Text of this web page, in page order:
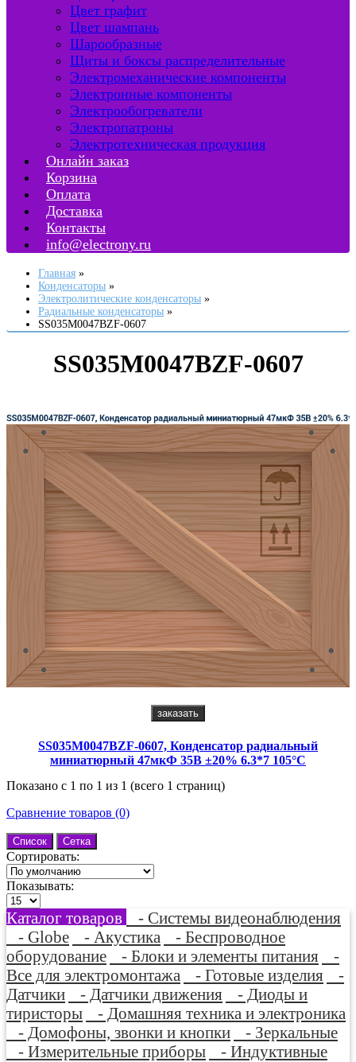
Цвет графит
Цвет шампань
Шарообразные
Щиты и боксы распределительные
Электромеханические компоненты
Электронные компоненты
Электрообогреватели
Электропатроны
Электротехническая продукция
Онлайн заказ
Корзина
Оплата
Доставка
Контакты
info@electrony.ru
Главная
Конденсаторы
Электролитические конденсаторы
Радиальные конденсаторы
SS035M0047BZF-0607
SS035M0047BZF-0607
заказать
SS035M0047BZF-0607, Конденсатор радиальный
миниатюрный 47мкФ 35В ±20% 6.3*7 105°С
Показано с 1 по 1 из 1 (всего 1 страниц)
Сравнение товаров (0)
Список Сетка
Сортировать:
Показывать:
Каталог товаров
- Системы видеонаблюдения
- Globe
- Акустика
- Беспроводное
оборудование
- Блоки и элементы питания
-
Все для электромонтажа
- Готовые изделия
-
Датчики
- Датчики движения
- Диоды и
тиристоры
- Домашняя техника и электроника
- Домофоны, звонки и кнопки
- Зеркальные
- Измерительные приборы
- Индуктивные